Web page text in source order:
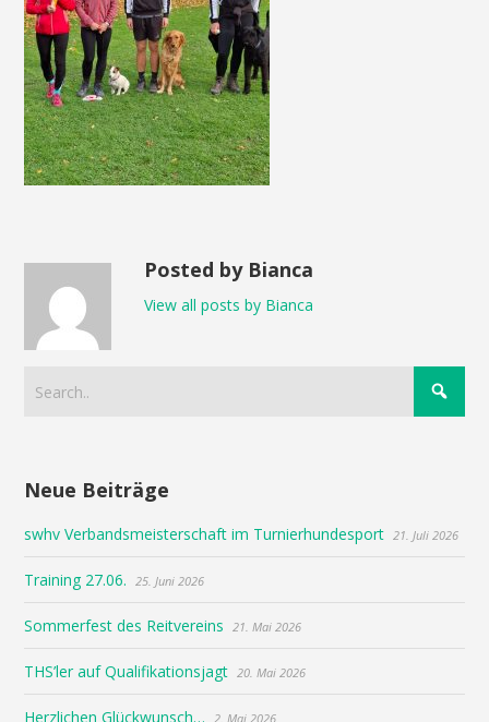
Posted by Bianca
View all posts by Bianca
Neue Beiträge
swhv Verbandsmeisterschaft im Turnierhundesport 21. Juli 2026
Training 27.06. 25. Juni 2026
Sommerfest des Reitvereins 21. Mai 2026
THS’ler auf Qualifikationsjagt 20. Mai 2026
Herzlichen Glückwunsch… 2. Mai 2026